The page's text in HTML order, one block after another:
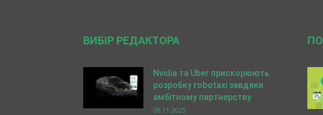
ВИБІР РЕДАКТОРА
Nvidia та Uber прискорюють
розробку robotaxi завдяки
амбітному партнерству
08.11.2025